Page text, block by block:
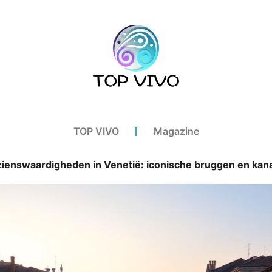
TOP VIVO Magazine
in Venetië: iconische bruggen en